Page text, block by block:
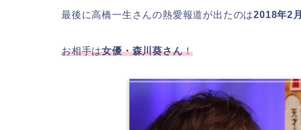
最後に高橋一生さんの熱愛報道が出たのは2018年2月
お相手は女優・森川葵さん！